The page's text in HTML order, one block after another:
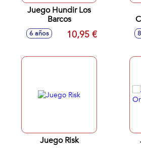
Juego Hundir Los
Barcos
6 años 10,95 €
Juego Risk